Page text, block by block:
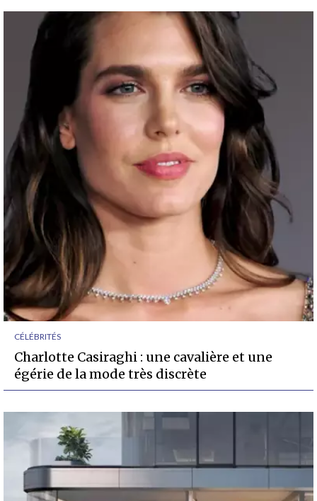
CÉLÉBRITÉS
Charlotte Casiraghi : une cavalière et une
égérie de la mode très discrète